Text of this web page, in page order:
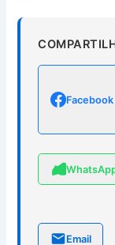
Facebook
Email